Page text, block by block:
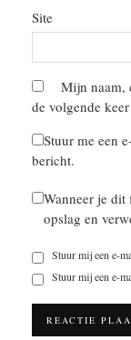
Site
Mijn naam,
de volgende
Stuur me een
bericht.
Wanneer je
opslag en
Stuur mij een e-
Stuur mij een e-